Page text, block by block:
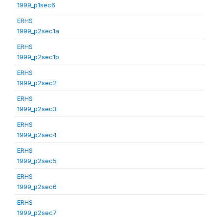
1999_p1sec6
ERHS
1999_p2sec1a
ERHS
1999_p2sec1b
ERHS
1999_p2sec2
ERHS
1999_p2sec3
ERHS
1999_p2sec4
ERHS
1999_p2sec5
ERHS
1999_p2sec6
ERHS
1999_p2sec7